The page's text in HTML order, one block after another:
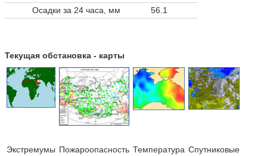
Осадки за 24 часа, мм
56.1
Текущая обстановка - карты
Экстремумы Пожароопасность Температура Cпутниковые